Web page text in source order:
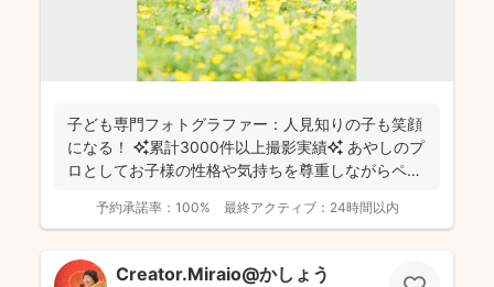
子ども専門フォトグラファー：人見知りの子も笑顔
になる！ ✨累計3000件以上撮影実績✨ あやしのプ
ロとしてお子様の性格や気持ちを尊重しながらペー
予約承諾率： 100% 最終アクティブ： 24時間以内
Creator.Miraio@かしょう